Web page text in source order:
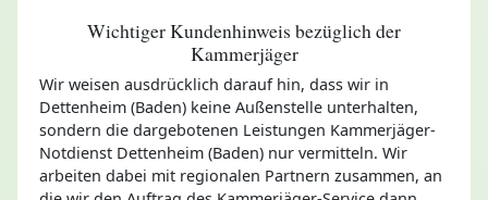
Wichtiger Kundenhinweis bezüglich der
Kammerjäger
Wir weisen ausdrücklich darauf hin, dass wir in
Dettenheim (Baden) keine Außenstelle unterhalten,
sondern die dargebotenen Leistungen Kammerjäger-
Notdienst Dettenheim (Baden) nur vermitteln. Wir
arbeiten dabei mit regionalen Partnern zusammen, an